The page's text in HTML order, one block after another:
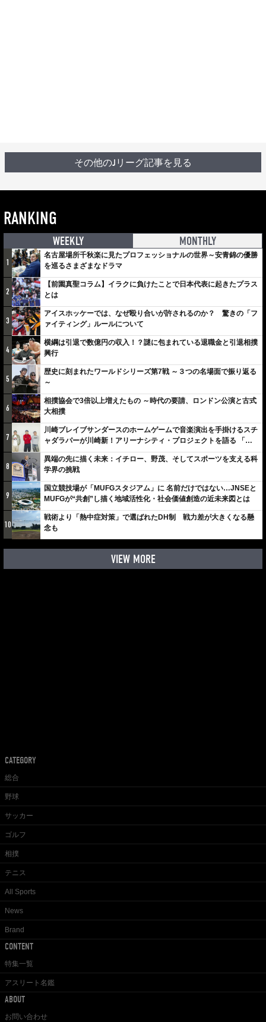
その他のJリーグ記事を見る
RANKING
WEEKLY MONTHLY
1
名古屋場所千秋楽に見たプロフェッショナルの世界～安青錦の優勝
を巡るさまざまなドラマ
2
【前園真聖コラム】イラクに負けたことで日本代表に起きたプラス
とは
3
アイスホッケーでは、なぜ殴り合いが許されるのか？ 驚きの「フ
ァイティング」ルールについて
4
横綱は引退で数億円の収入！？謎に包まれている退職金と引退相撲
興行
5
歴史に刻まれたワールドシリーズ第7戦 ～３つの名場面で振り返る
～
6
相撲協会で3倍以上増えたもの ～時代の要請、ロンドン公演と古式
大相撲
7
川崎ブレイブサンダースのホームゲームで音楽演出を手掛けるスチ
ャダラパーが川崎新！アリーナシティ・プロジェクトを語る 「楽
しみでしかないでしょ。川崎は、ずっと成長曲線だから」
8
異端の先に描く未来：イチロー、野茂、そしてスポーツを支える科
学界の挑戦
9
国立競技場が「MUFGスタジアム」に 名前だけではない…JNSEと
MUFGが“共創”し描く地域活性化・社会価値創造の近未来図とは
10
戦術より「熱中症対策」で選ばれたDH制 戦力差が大きくなる懸
念も
VIEW MORE
CATEGORY
総合
野球
サッカー
ゴルフ
相撲
テニス
All Sports
News
Brand
CONTENT
特集一覧
アスリート名鑑
ABOUT
お問い合わせ